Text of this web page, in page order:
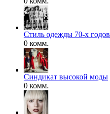
Стиль одежды 70-х годов
0 комм.
Синдикат высокой моды
0 комм.